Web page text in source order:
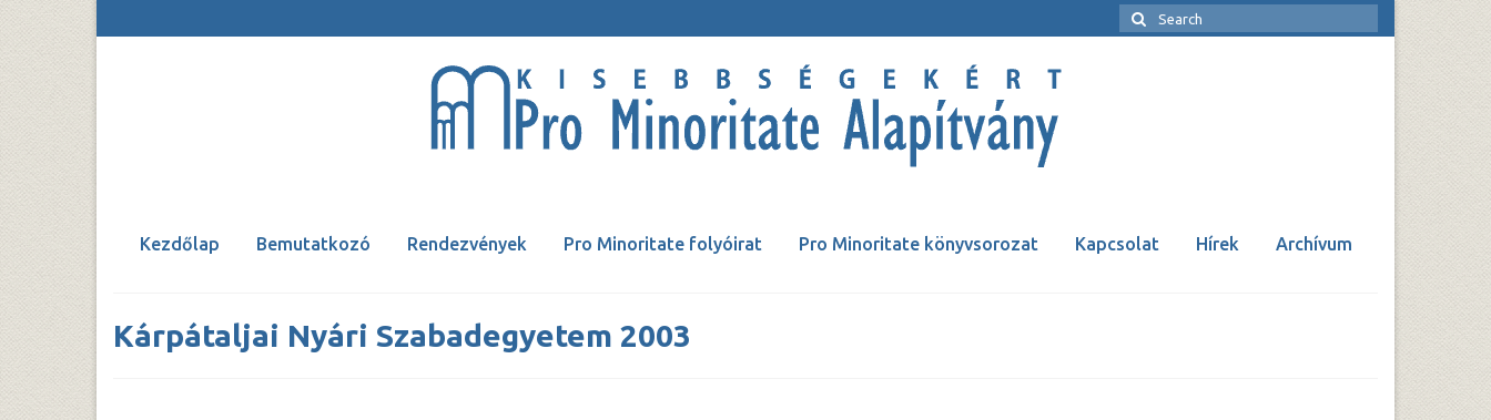
Kezdőlap Bemutatkozó Rendezvények Pro Minoritate folyóirat Pro Minoritate könyvsorozat Kapcsolat Hírek Archívum
Kárpátaljai Nyári Szabadegyetem 2003